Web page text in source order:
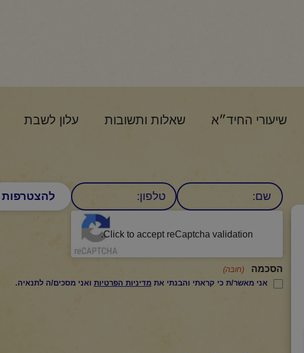
שיעורי החיד״א שאלות ותשובות עלון לשבת
שם טלפון:
Click to accept reCaptcha validation.
הסכמה
(חובה)
אני מאשר/ת כי קראתי והבנתי אתמדיניות הפרטיות